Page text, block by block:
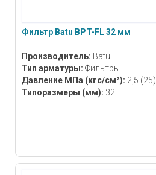
Фильтр Batu BPT-FL 32 мм
Производитель: Batu
Тип арматуры: Фильтры
Давление МПа (кгс/см²): 2,5 (25)
Типоразмеры (мм): 32